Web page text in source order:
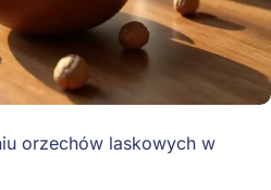
orzechów laskowych w